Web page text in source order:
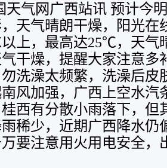
天气网广西站讯 预计今
，天气晴朗干燥，阳光在
上，最高达25℃，天气
干燥，提醒大家注意多
洗澡太频繁，洗澡后皮
风加强，广西上空水汽
西有分散小雨落下，但
稀少，近期广西降水仍
要注意用火用电安全，